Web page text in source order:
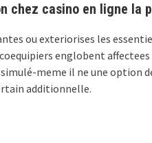
chez casino en ligne la
ou exteriorises les
englobent
meme il ne une option
additionnelle.